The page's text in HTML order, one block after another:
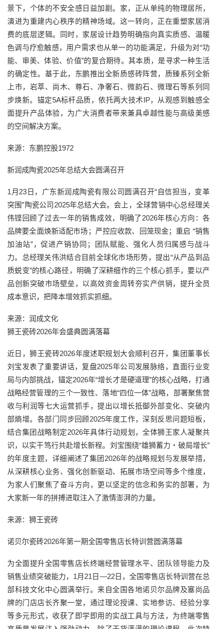
景下，个体的不安全感日益加剧。家，正从单纯的物理居所，
演进为重建内心秩序的精神场域。这一转向，正在重塑家居消
费的底层逻辑。同时，家居设计趋势明确指向真实质感、温暖
色调与疗愈触感，用户需求也从单一的功能满足，升级为对“功
能、审美、体验、价值”的复合期待。其本质，是寻求一种生活
的确定性。基于此，东鹏推出全新质感砖阵营，质臻系列全新
上市，岩萃、尚木、尊石、净奢石、微韵石、微理石等系列同
步焕新。锚定5A标杆品质，依托两大技术IP，从观感到触感全
面提升产品体验，为广大消费者带来兼具卓越性能与高级美感
的空间解决方案。
来源：东鹏控股1972
新润成陶瓷2025年总结大会圆满召开
1月23日，广东新润成陶瓷有限公司圆满召开“自信担当，变革
突围”陶瓷公司2025年总结大会。会上，全球营销中心总经理关
伟铿回顾了过去一年的销售成效，明确了2026年核心方向：各
品牌要全面焕新适配市场；严控应收款、回笼现金；重启 “销售
加油站”，促进产销协同；团队赋能、强化人员归属感与战斗
力。总经理关伟洪结合目前全球化市场形势，提出“从产品到品
质蜕变”的核心路径，明确了深耕细作的三个核心抓手，要以产
品创新突破市场壁垒，以高效资金周转夯实产供销，提升全员
成本意识，把降本增效抓实抓细。
来源：润成文化
狮王瓷砖2026年会盛典圆满落幕
近日，狮王瓷砖2026年度述职规划大会顺利召开，集团董事长
刘宝发表了重要讲话，复盘2025年公司发展脉络，直面行业变
局与内部挑战，锚定2026年“增长才是硬道理”的核心战略，打通
战略经营管理的三个一致性、落地“四位一体”战略，部署聚焦营
收与利润等七大运营抓手，提出以增长抵御外部变化、突破内
部熵增。各部门同步回顾2025年度工作，深刻反思问题短板，
结合集团战略制定2026年具体行动规划，全体狮王家人凝聚共
识，以实干笃行共赴增长新程。刘宝围绕“雄狮蓄力・破局增长”
的年度主题，详细阐述了集团2026年的战略规划与发展举措，
从深耕核心业务、强化创新驱动、拓展市场空间等多个维度，
为家人们聚焦了奋斗方向，更以坚定的信念和务实的部署，为
大家新一年的拼搏进取注入了激情澎湃的力量。
来源：狮王瓷砖
诺贝尔瓷砖2026年第一期全国零售店长特训营圆满落幕
为全面提升全国零售店长终端经营管理水平、团队领导能力及
销售业绩突破能力，1月21日—22日，全国零售店长特训营在总
部科技文化中心圆满举行。来自全国各地诺贝尔品牌及塞尚品
牌的门店店长齐聚一堂，通过理论授课、实地参访、经验分享
等多元形式，收获了即学即用的实战工具与方法，为终端零售